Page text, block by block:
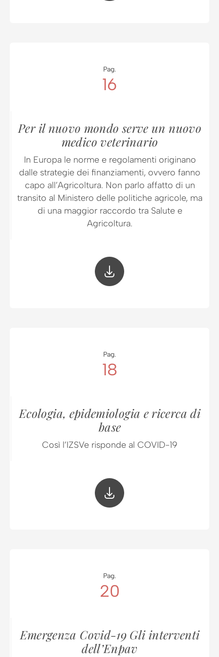
Pag.
16
Per il nuovo mondo serve un nuovo
medico veterinario
In Europa le norme e regolamenti originano
dalle strategie dei finanziamenti, ovvero fanno
capo all’Agricoltura. Non parlo affatto di un
transito al Ministero delle politiche agricole, ma
di una maggior raccordo tra Salute e
Agricoltura.
Pag.
18
Ecologia, epidemiologia e ricerca di
base
Così l’IZSVe risponde al COVID-19
Pag.
20
Emergenza Covid-19 Gli interventi
dell’Enpav